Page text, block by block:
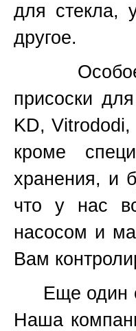
для стекла,
другое.
Особое
присоски
KD, Vitrododi,
кроме
хранения, и
что у нас
насосом и
Вам
Еще один
Наша